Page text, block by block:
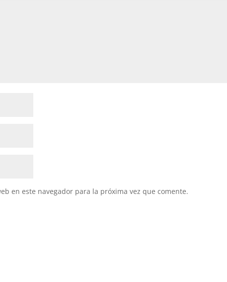
en este navegador para la próxima vez que comente.